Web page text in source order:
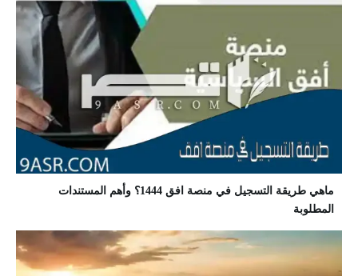
ماهي طريقة التسجيل في منصة افق 1444؟ وأهم المستندات
المطلوبة